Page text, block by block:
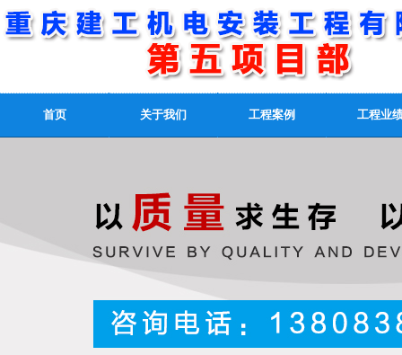
首页 关于我们 工程案例 工程业